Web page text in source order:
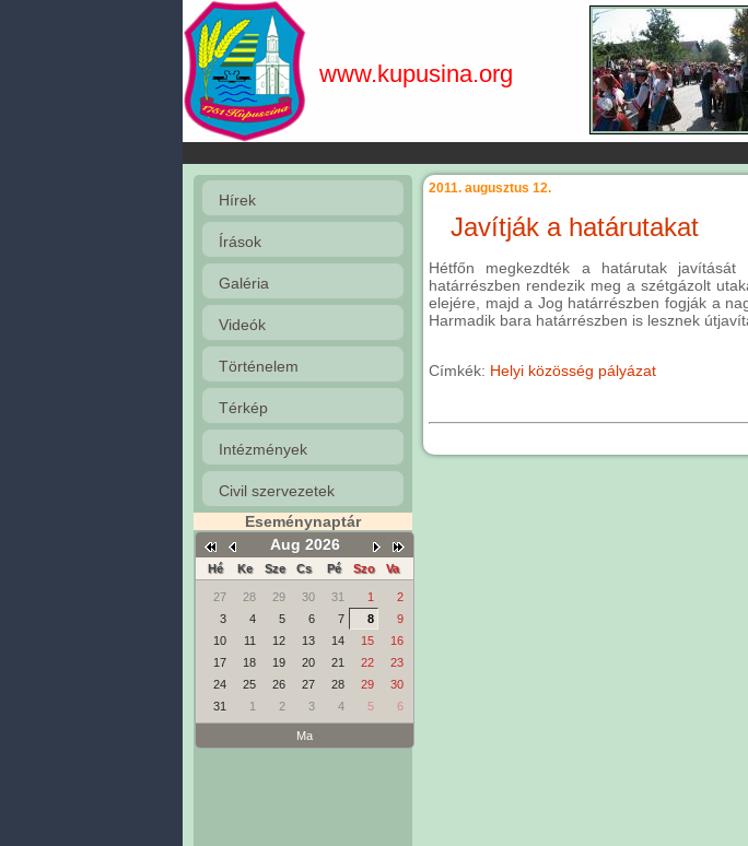
www.kupusina.org
Hírek
Írások
Galéria
Videók
Történelem
Térkép
Intézmények
Civil szervezetek
Eseménynaptár
Aug 2026
Hé Ke Sze Cs Pé Szo Va
27 28 29 30 31 1
2
3
4 5 6 7 8
9
10
11 12 13 14 15
16
17
18 19 20 21 22
23
24
25 26 27 28 29
30
31
1 2 3 4 5 6
Ma
2011. augusztus 12.
Javítják a határutakat
Hétfőn megkezdték a határutak
határrészben rendezik meg a szétgázolt
elejére, majd a Jog határrészben fogják a
Harmadik bara határrészben is lesznek
Címkék: Helyi közösség pályázat